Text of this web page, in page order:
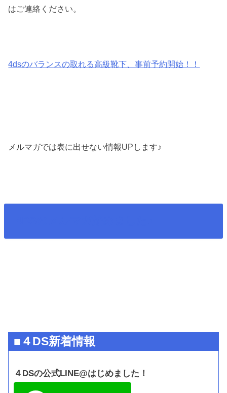
はご連絡ください。
4dsのバランスの取れる高級靴下、事前予約開始！！
メルマガでは表に出せない情報UPします♪
■４DS新着情報
４DSの公式LINE@はじめました！